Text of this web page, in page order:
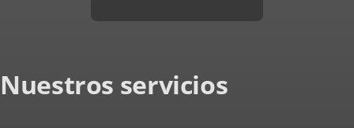
Nuestros servicios